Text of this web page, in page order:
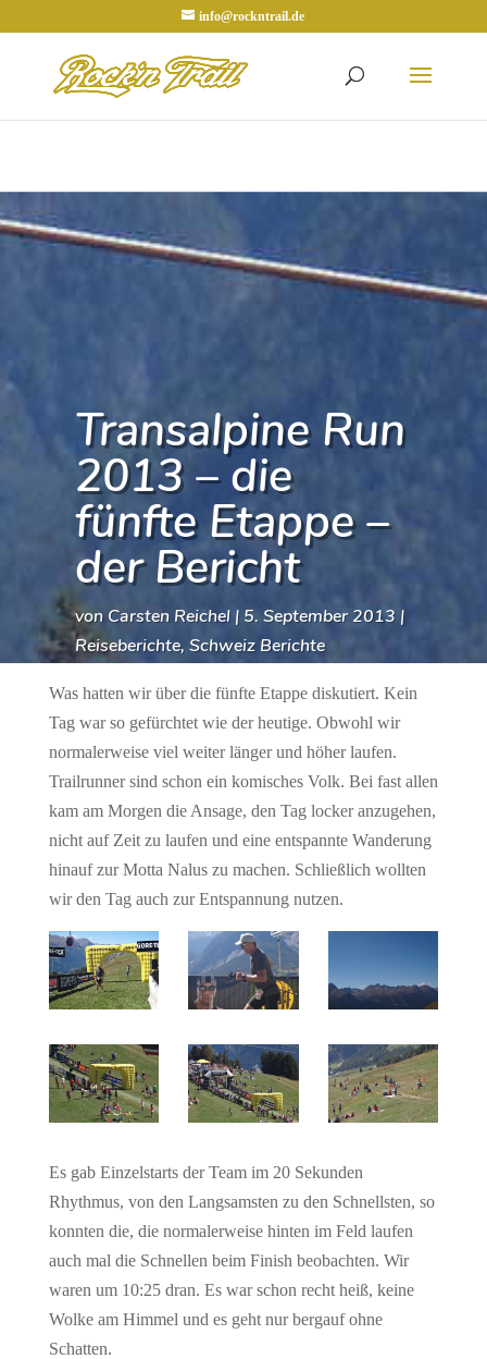
info@rockntrail.de
Transalpine Run
2013 – die
fünfte Etappe –
der Bericht
von Carsten Reichel| 5. September 2013|
Reiseberichte,Schweiz Berichte
Was hatten wir über die fünfte Etappe diskutiert. Kein
Tag war so gefürchtet wie der heutige. Obwohl wir
normalerweise viel weiter länger und höher laufen.
Trailrunner sind schon ein komisches Volk. Bei fast allen
kam am Morgen die Ansage, den Tag locker anzugehen,
nicht auf Zeit zu laufen und eine entspannte Wanderung
hinauf zur Motta Nalus zu machen. Schließlich wollten
wir den Tag auch zur Entspannung nutzen.
Es gab Einzelstarts der Team im 20 Sekunden
Rhythmus, von den Langsamsten zu den Schnellsten, so
konnten die, die normalerweise hinten im Feld laufen
auch mal die Schnellen beim Finish beobachten. Wir
waren um 10:25 dran. Es war schon recht heiß, keine
Wolke am Himmel und es geht nur bergauf ohne
Schatten.